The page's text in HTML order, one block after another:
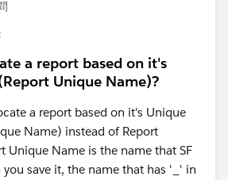
a report based on it's
Unique Name)?
a report based on it's Unique
Name) instead of Report
Unique Name is the name that SF
save it, the name that has '_' in